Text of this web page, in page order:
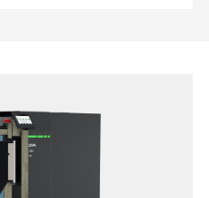
sanitaire, le capteur de température
TOUCH muni de la fonction
le thermostat hebdomadaire
hebdomadaire
le module supplémentaire